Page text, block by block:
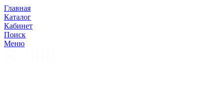
Главная
Каталог
Кабинет
Поиск
Меню